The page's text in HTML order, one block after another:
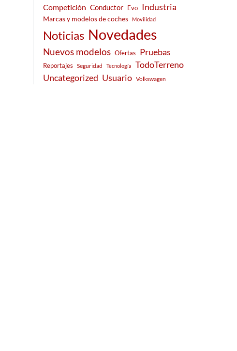
Competición Conductor Evo Industria
Marcas y modelos de coches Movilidad
Noticias Novedades
Nuevos modelos Ofertas Pruebas
Reportajes Seguridad Tecnología
TodoTerreno
Uncategorized Usuario Volkswagen